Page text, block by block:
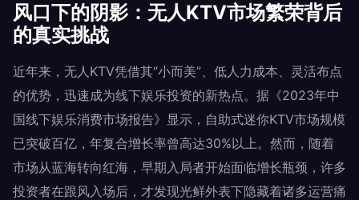
风口下的阴影：无人KTV市场繁荣背后
的真实挑战
近年来，无人KTV凭借其“小而美”、低人力成本、灵活布点
的优势，迅速成为线下娱乐投资的新热点。据《2023年中
国线下娱乐消费市场报告》显示，自助式迷你KTV市场规模
已突破百亿，年复合增长率曾高达30%以上。然而，随着
市场从蓝海转向红海，早期入局者开始面临增长瓶颈，许多
投资者在跟风入场后，才发现光鲜外表下隐藏着诸多运营痛